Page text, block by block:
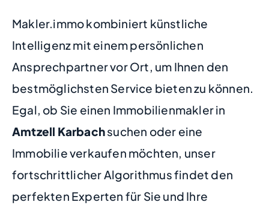
Makler.immo kombiniert künstliche
Intelligenz mit einem persönlichen
Ansprechpartner vor Ort, um Ihnen den
bestmöglichsten Service bieten zu können.
Egal, ob Sie einen Immobilienmakler in
Amtzell Karbachsuchen oder eine
Immobilie verkaufen möchten, unser
fortschrittlicher Algorithmus findet den
perfekten Experten für Sie und Ihre